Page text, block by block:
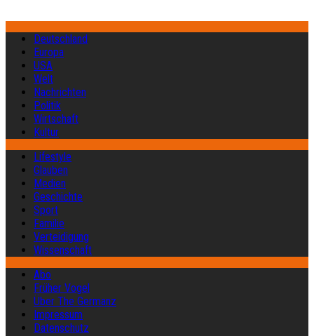
Deutschland
Europa
USA
Welt
Nachrichten
Politik
Wirtschaft
Kultur
Lifestyle
Glauben
Medien
Geschichte
Sport
Familie
Verteidigung
Wissenschaft
Abo
Früher Vogel
Über The Germanz
Impressum
Datenschutz